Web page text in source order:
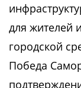
для жителей
городской
Победа